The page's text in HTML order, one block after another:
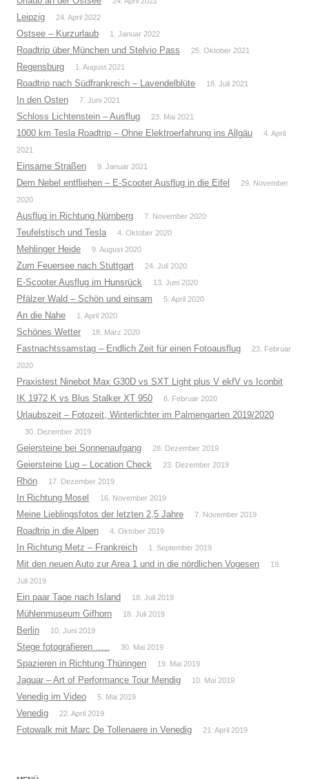
Leipzig 24. April 2022
Ostsee – Kurzurlaub 1. Januar 2022
Roadtrip über München und Stelvio Pass 25. Oktober 2021
Regensburg 1. August 2021
Roadtrip nach Südfrankreich – Lavendelblüte 18. Juli 2021
In den Osten 7. Juni 2021
Schloss Lichtenstein – Ausflug 23. Mai 2021
1000 km Tesla Roadtrip – Ohne Elektroerfahrung ins Allgäu
4. April
2021
Einsame Straßen 9. Januar 2021
Dem Nebel entfliehen – E-Scooter Ausflug in die Eifel
29. November
2020
Ausflug in Richtung Nürnberg 7. November 2020
Teufelstisch und Tesla 4. Oktober 2020
Mehlinger Heide 9. August 2020
Zum Feuersee nach Stuttgart 24. Juli 2020
E-Scooter Ausflug im Hunsrück 13. Juni 2020
Pfälzer Wald – Schön und einsam 5. April 2020
An die Nahe 1. April 2020
Schönes Wetter 18. März 2020
Fastnachtssamstag – Endlich Zeit für einen Fotoausflug
23. Februar
2020
Praxistest Ninebot Max G30D vs SXT Light plus V ekfV vs Iconbit
IK 1972 K vs Blus Stalker XT 950
6. Februar 2020
Urlaubszeit – Fotozeit, Winterlichter im Palmengarten 2019/2020
30. Dezember 2019
Geiersteine bei Sonnenaufgang 28. Dezember 2019
Geiersteine Lug – Location Check 23. Dezember 2019
Rhön 17. Dezember 2019
In Richtung Mosel 16. November 2019
Meine Lieblingsfotos der letzten 2,5 Jahre 7. November 2019
Roadtrip in die Alpen 4. Oktober 2019
In Richtung Metz – Frankreich 1. September 2019
Mit den neuen Auto zur Area 1 und in die nördlichen Vogesen
19.
Juli 2019
Ein paar Tage nach Island 18. Juli 2019
Mühlenmuseum Gifhorn 18. Juli 2019
Berlin 10. Juni 2019
Stege fotografieren ….. 30. Mai 2019
Spazieren in Richtung Thüringen 19. Mai 2019
Jaguar – Art of Performance Tour Mendig 10. Mai 2019
Venedig im Video 5. Mai 2019
Venedig 22. April 2019
Fotowalk mit Marc De Tollenaere in Venedig 21. April 2019